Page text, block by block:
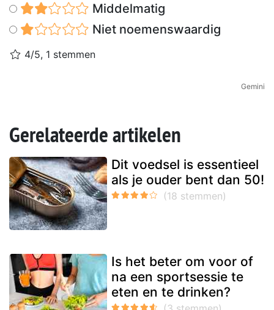
Middelmatig
Niet noemenswaardig
4/5, 1 stemmen
Gemini
Gerelateerde artikelen
Dit voedsel is essentieel
als je ouder bent dan 50!
Is het beter om voor of
na een sportsessie te
eten en te drinken?